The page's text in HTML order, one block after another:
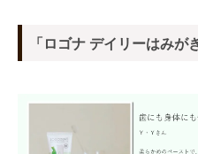
「ロゴナ デイリーはみが